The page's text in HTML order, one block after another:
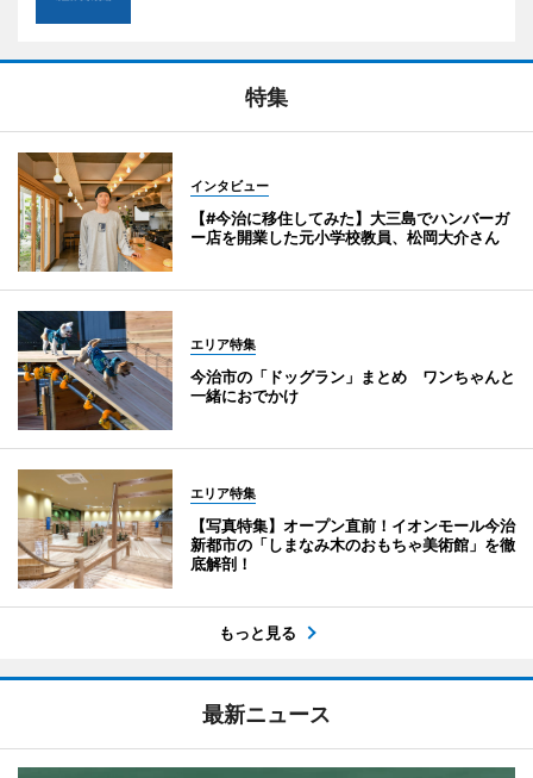
特集
インタビュー
【#今治に移住してみた】大三島でハンバーガ
ー店を開業した元小学校教員、松岡大介さん
エリア特集
今治市の「ドッグラン」まとめ ワンちゃんと
一緒におでかけ
エリア特集
【写真特集】オープン直前！イオンモール今治
新都市の「しまなみ木のおもちゃ美術館」を徹
底解剖！
もっと見る
最新ニュース